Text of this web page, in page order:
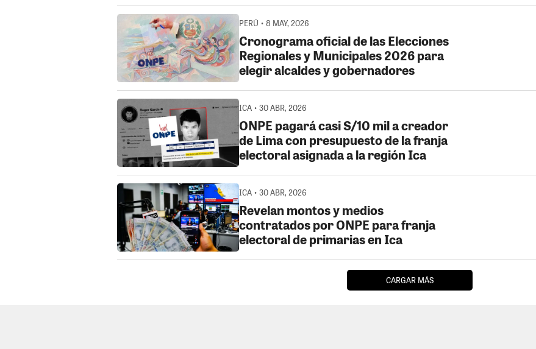
PERÚ • 8 MAY, 2026
Cronograma oficial de las Elecciones
Regionales y Municipales 2026 para
elegir alcaldes y gobernadores
ICA • 30 ABR, 2026
ONPE pagará casi S/10 mil a creador
de Lima con presupuesto de la franja
electoral asignada a la región Ica
ICA • 30 ABR, 2026
Revelan montos y medios
contratados por ONPE para franja
electoral de primarias en Ica
CARGAR MÁS